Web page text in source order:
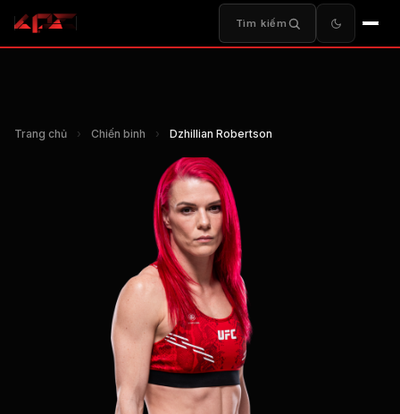
Tìm kiếm
Trang chủ › Chiến binh › Dzhillian Robertson